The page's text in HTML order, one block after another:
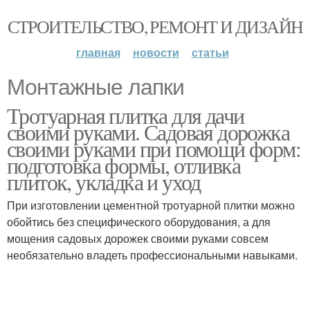
СТРОИТЕЛЬСТВО, РЕМОНТ И ДИЗАЙН
главная новости статьи
Монтажные лапки
Тротуарная плитка для дачи
своими руками. Садовая дорожка
своими руками при помощи форм:
подготовка формы, отливка
плиток, укладка и уход
При изготовлении цементной тротуарной плитки можно
обойтись без специфического оборудования, а для
мощения садовых дорожек своими руками совсем
необязательно владеть профессиональными навыками.